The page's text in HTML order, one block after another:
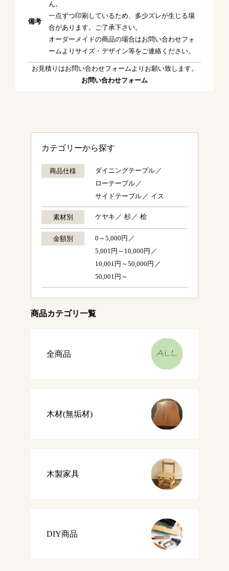
備考
ん。
一点ずつ印刷しているため、多少ズレが生じる場
合があります。ご了承下さい。
オーダーメイドの商品の場合はお問い合わせフォ
ームよりサイズ・デザイン等をご連絡ください。
お見積りはお問い合わせフォームよりお願い致します。
お問い合わせフォーム
カテゴリーから探す
商品仕様
ダイニングテーブル
ローテーブル
サイドテーブル
イス
素材別 ケヤキ 杉 桧
金額別
0～5,000円
5,001円～10,000円
10,001円～50,000円
50,001円～
商品カテゴリ一覧
全商品
木材(無垢材)
木製家具
DIY商品